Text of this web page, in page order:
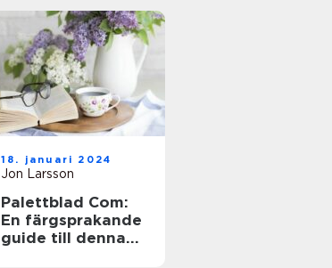
18. januari 2024
Jon Larsson
Palettblad Com:
En färgsprakande
guide till denna